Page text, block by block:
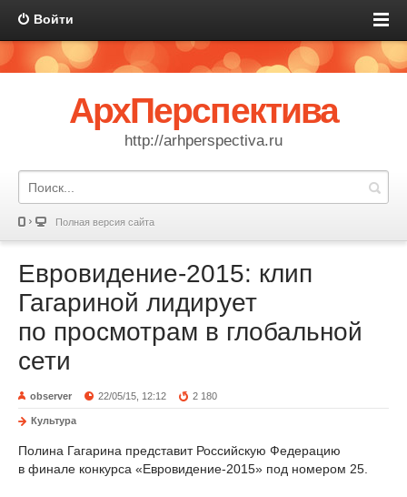
Войти
АрхПерспектива
http://arhperspectiva.ru
Полная версия сайта
Евровидение-2015: клип
Гагариной лидирует
по просмотрам в глобальной
сети
observer 22/05/15, 12:12 2 180
Культура
Полина Гагарина представит Российскую Федерацию
в финале конкурса «Евровидение-2015» под номером 25.